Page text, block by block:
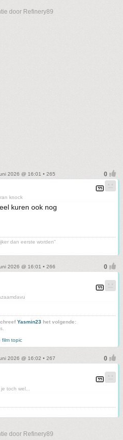
door Refinery89
2026 @ 16:01 • 265
knock
kuren ook nog
dan eerste worden"
2026 @ 16:01 • 266
Yasmin23 het volgende:
film topic
2026 @ 16:02 • 267
toch wel...
door Refinery89